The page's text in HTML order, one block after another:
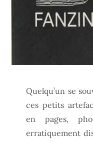
Quelqu’un se
ces petits
en pages,
erratiquement